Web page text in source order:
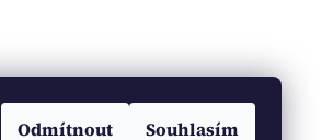
Odmítnout Souhlasím
sbírky